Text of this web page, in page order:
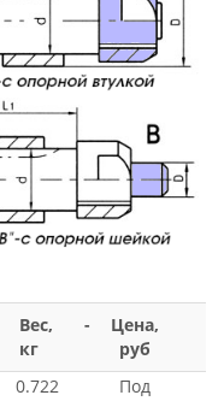
Вес,
кг
-
Цена,
руб
0.722
Под